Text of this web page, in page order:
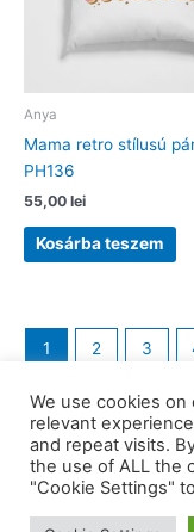
Anya
Mama retro stílusú
PH136
55,00 lei
Kosárba teszem
1 2 3
Copyright © 2026
We use cookies
relevant
and repeat visits.
the use of ALL the
"Cookie Settings"